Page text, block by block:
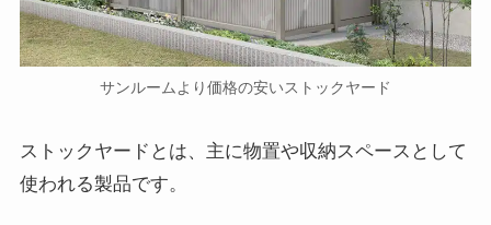
サンルームより価格の安いストックヤード
ストックヤードとは、主に物置や収納スペースとして
使われる製品です。